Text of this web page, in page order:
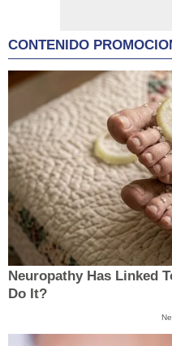
CONTENIDO
Neuropathy Has Linked
Do It?